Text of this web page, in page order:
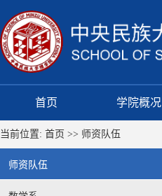
首页 学院概况
当前位置: 首页 >> 师资队伍
师资队伍